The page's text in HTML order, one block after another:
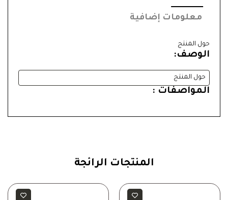
معلومات إضافية
حول المنتج
الوصف:
حول المنتج
المواصفات :
المنتجات الرائجة